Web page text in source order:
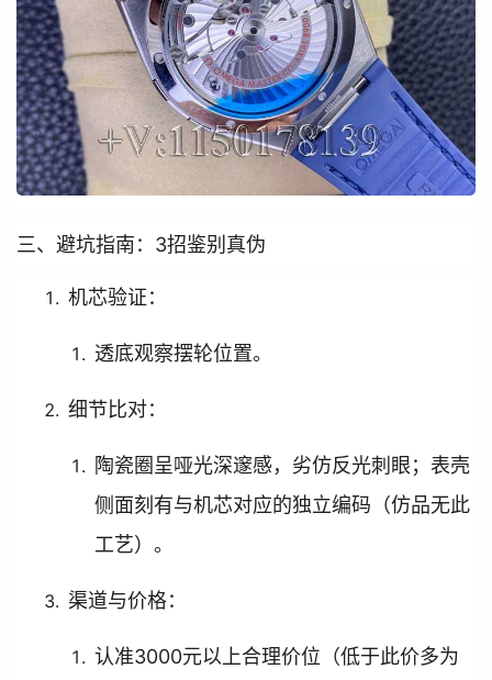
三、避坑指南：3招鉴别真伪
机芯验证：
透底观察摆轮位置。
细节比对：
陶瓷圈呈哑光深邃感，劣仿反光刺眼；表壳
侧面刻有与机芯对应的独立编码（仿品无此
工艺）。
渠道与价格：
认准3000元以上合理价位（低于此价多为